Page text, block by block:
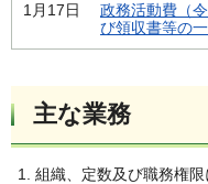
1月17日
政務活動費（
び領収書等の
主な業務
組織、定数及び職務権限